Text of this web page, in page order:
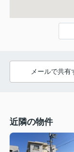
メールで共有
近隣の物件